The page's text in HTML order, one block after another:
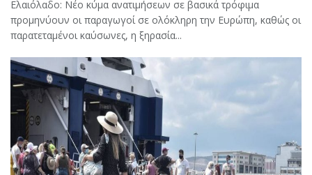
Ελαιόλαδο: Νέο κύμα ανατιμήσεων σε βασικά τρόφιμα
προμηνύουν οι παραγωγοί σε ολόκληρη την Ευρώπη, καθώς οι
παρατεταμένοι καύσωνες, η ξηρασία...